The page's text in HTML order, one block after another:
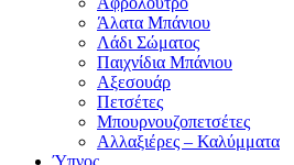
Άλατα Μπάνιου
Λάδι Σώματος
Παιχνίδια Μπάνιου
Αξεσουάρ
Πετσέτες
Μπουρνουζοπετσέτες
Αλλαξιέρες – Καλύμματα